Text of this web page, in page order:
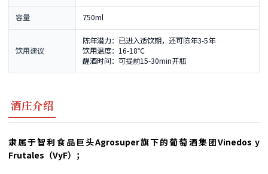
容量 750ml
饮用建议
陈年潜力：已进入适饮期，还可陈年3-5年
饮用温度：16-18℃
醒酒时间：可提前15-30min开瓶
酒庄介绍
隶属于智利食品巨头Agrosuper旗下的葡萄酒集团Vinedos y
Frutales（VyF）；